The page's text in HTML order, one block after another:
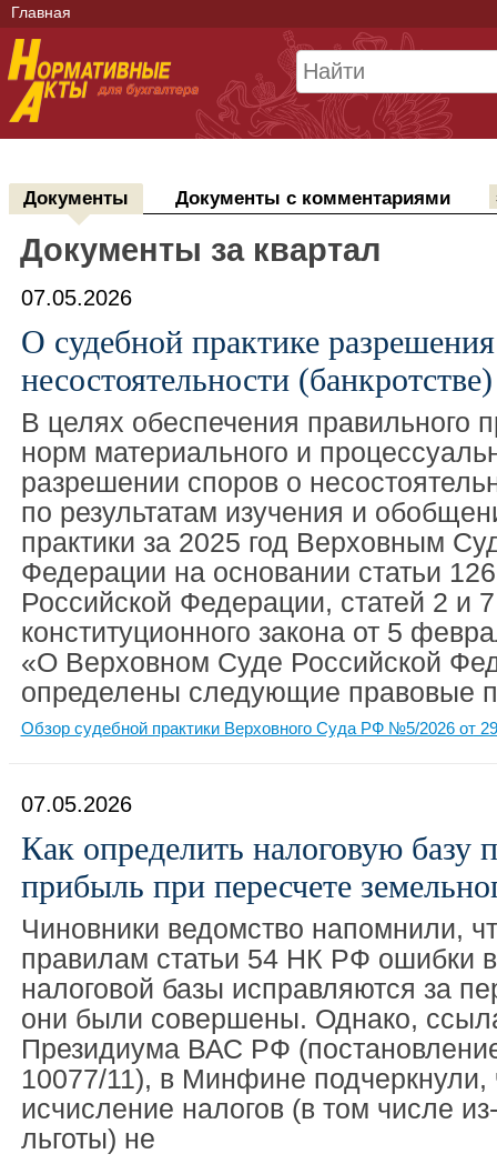
Главная
Документы Документы с комментариями
Документы за квартал
07.05.2026
О судебной практике
несостоятельности
В целях обеспечения правильного
норм материального и
разрешении споров о
по результатам изучения и
практики за 2025 год Верховным
Федерации на основании статьи
Российской Федерации, статей 2 и
конституционного закона от 5
«О Верховном Суде Российской
определены следующие правовые
Обзор судебной практики Верховного Суда РФ №5/2026 от
07.05.2026
Как определить налоговую базу
прибыль при пересчете
Чиновники ведомство напомнили,
правилам статьи 54 НК РФ ошибки
налоговой базы исправляются за
они были совершены. Однако,
Президиума ВАС РФ
10077/11), в Минфине подчеркнули,
исчисление налогов (в том числе
льготы) не